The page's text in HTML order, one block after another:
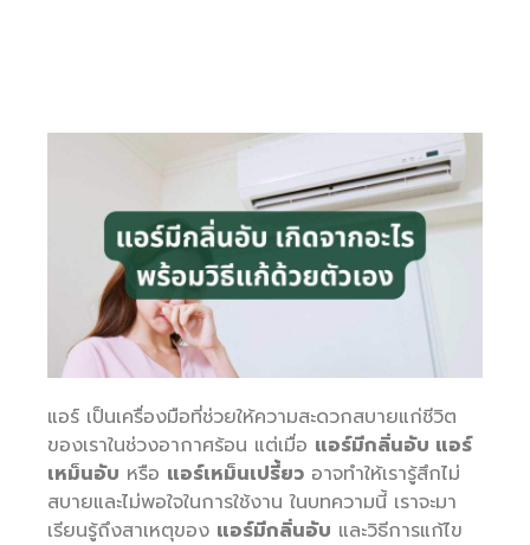
แอร์ เป็นเครื่องมือที่ช่วยให้ความสะดวกสบายแก่ชีวิต
ของเราในช่วงอากาศร้อน แต่เมื่อ แอร์มีกลิ่นอับ แอร์
เหม็นอับ หรือ แอร์เหม็นเปรี้ยว อาจทำให้เรารู้สึกไม่
สบายและไม่พอใจในการใช้งาน ในบทความนี้ เราจะมา
เรียนรู้ถึงสาเหตุของ แอร์มีกลิ่นอับ และวิธีการแก้ไข